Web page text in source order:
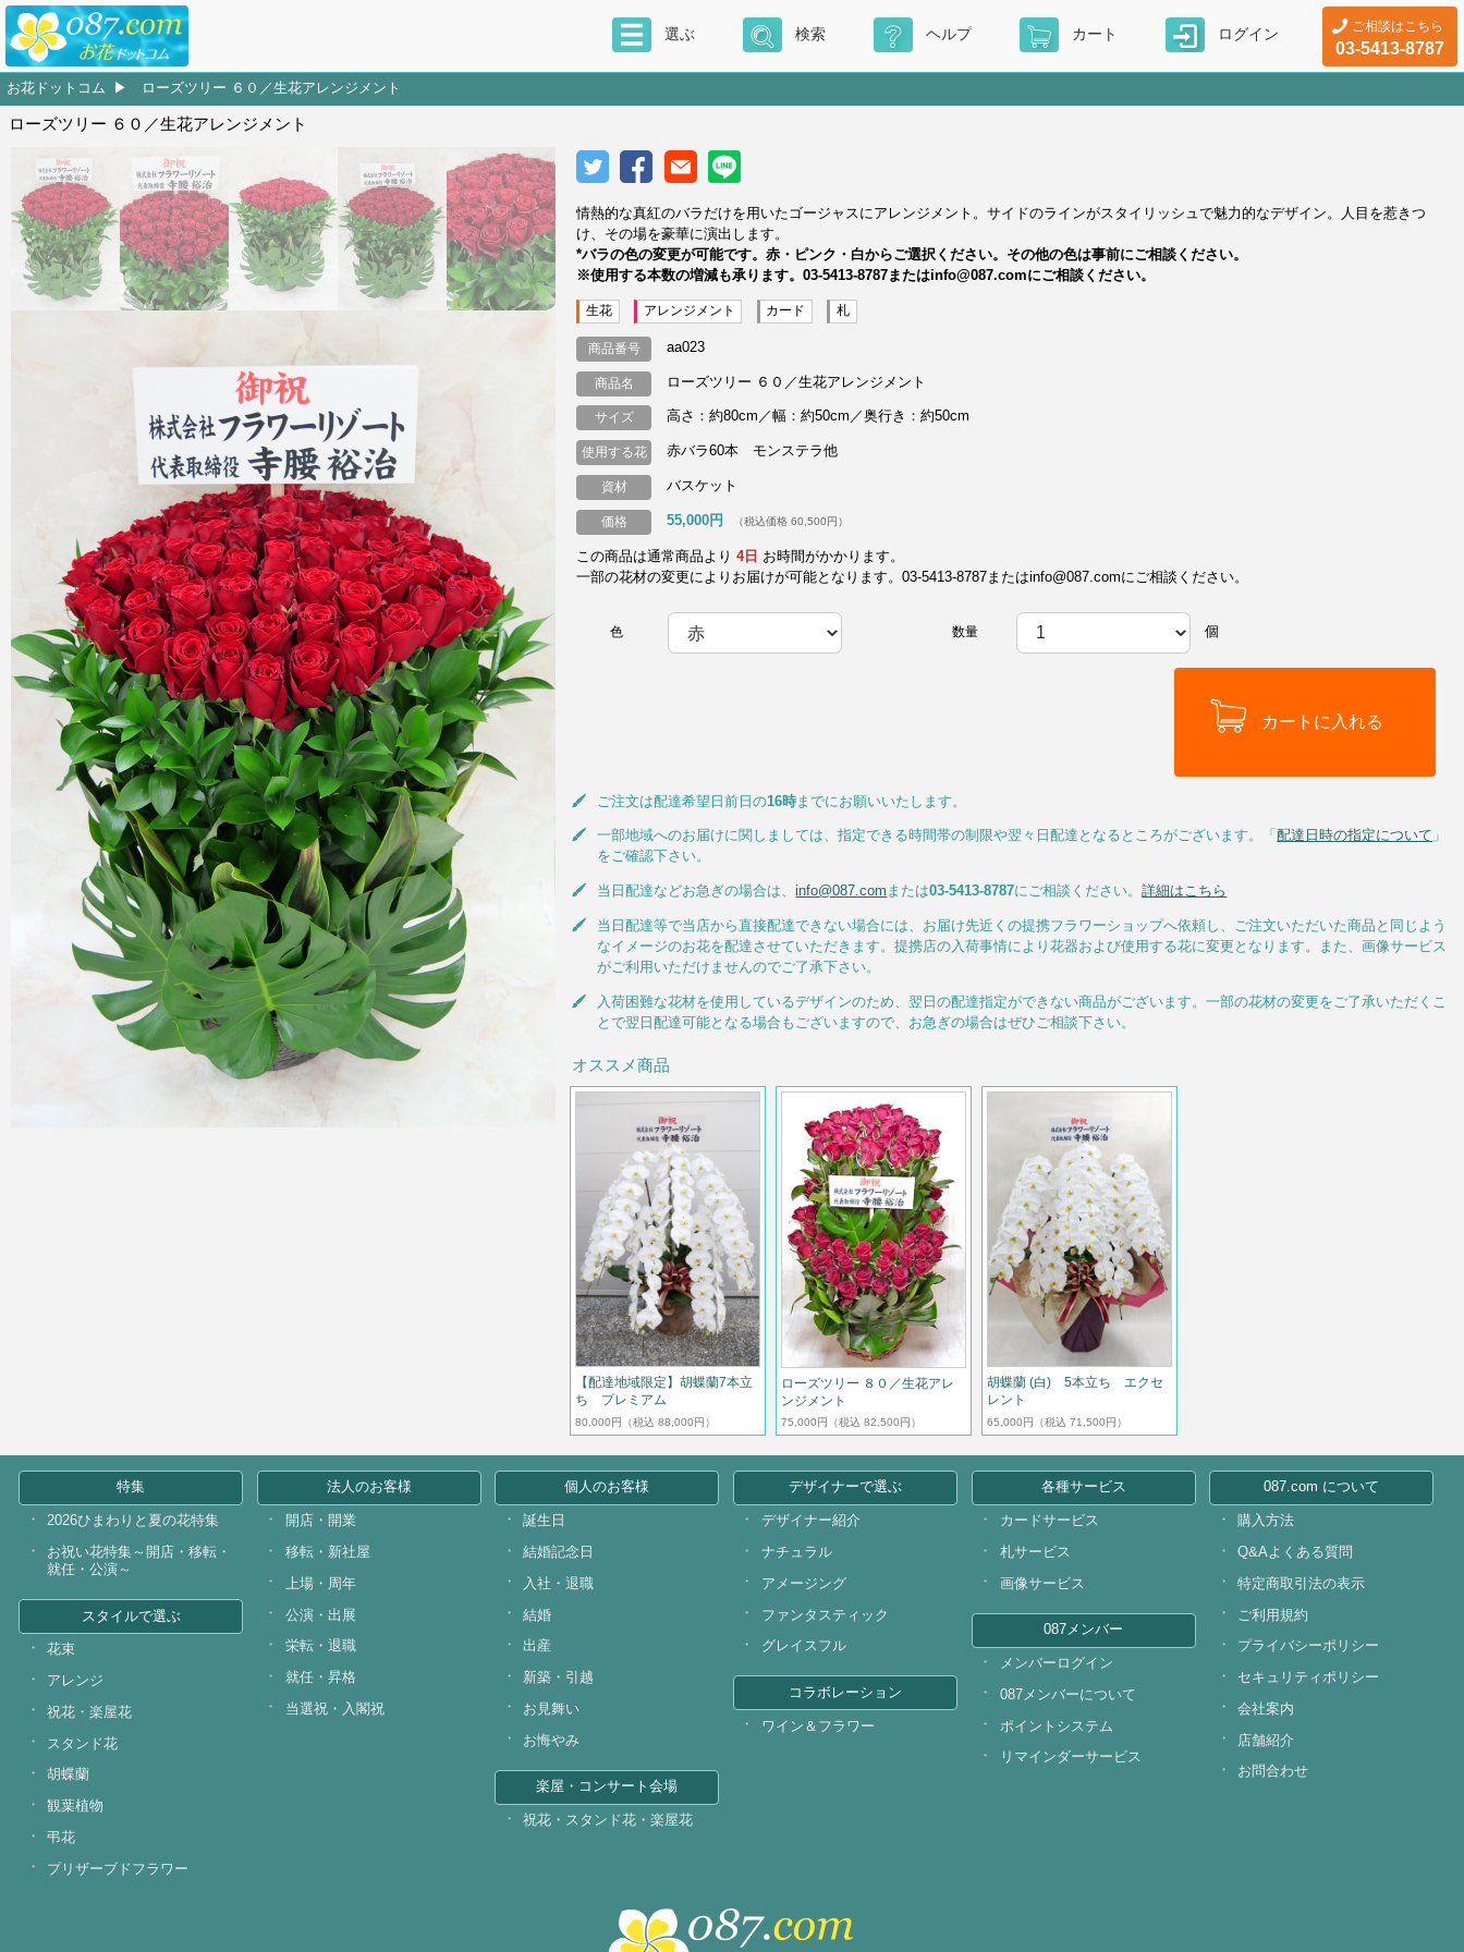
ご相談はこちら
03-5413-8787
選ぶ 検索 ヘルプ カート ログイン
お花ドットコム ローズツリー ６０／生花アレンジメント
ローズツリー ６０／生花アレンジメント
情熱的な真紅のバラだけを用いたゴージャスにアレンジメント。サイドのラインがスタイリッシュで魅力的なデザイン。人目を惹きつ
け、その場を豪華に演出します。
*バラの色の変更が可能です。赤・ピンク・白からご選択ください。その他の色は事前にご相談ください。
※使用する本数の増減も承ります。03-5413-8787またはinfo@087.comにご相談ください。
生花 アレンジメント カード 札
商品番号 aa023
商品名 ローズツリー ６０／生花アレンジメント
サイズ 高さ：約80cm／幅：約50cm／奥行き：約50cm
使用する花 赤バラ60本 モンステラ他
資材 バスケット
価格 55,000円 （税込価格 60,500円）
この商品は通常商品より4日 お時間がかかります。
一部の花材の変更によりお届けが可能となります。03-5413-8787またはinfo@087.comにご相談ください。
色 数量 個
ご注文は配達希望日前日の16時 までにお願いいたします。
一部地域へのお届けに関しましては、指定できる時間帯の制限や翌々日配達となるところがございます。「配達日時の指定について 」
をご確認下さい。
当日配達などお急ぎの場合は、info@087.com または03-5413-8787にご相談ください。詳細はこちら
当日配達等で当店から直接配達できない場合には、お届け先近くの提携フラワーショップへ依頼し、ご注文いただいた商品と同じよう
なイメージのお花を配達させていただきます。提携店の入荷事情により花器および使用する花に変更となります。また、画像サービス
がご利用いただけませんのでご了承下さい。
入荷困難な花材を使用しているデザインのため、翌日の配達指定ができない商品がございます。一部の花材の変更をご了承いただくこ
とで翌日配達可能となる場合もございますので、お急ぎの場合はぜひご相談下さい。
オススメ商品
【配達地域限定】胡蝶蘭7本立
ち プレミアム
80,000円 （税込 88,000円）
ローズツリー ８０／生花アレ
ンジメント
75,000円 （税込 82,500円）
胡蝶蘭 (白) 5本立ち エクセ
レント
65,000円 （税込 71,500円）
特集
2026ひまわりと夏の花特集
お祝い花特集～開店・移転・
就任・公演～
スタイルで選ぶ
花束
アレンジ
祝花・楽屋花
スタンド花
胡蝶蘭
観葉植物
弔花
プリザーブドフラワー
法人のお客様
開店・開業
移転・新社屋
上場・周年
公演・出展
栄転・退職
就任・昇格
当選祝・入閣祝
個人のお客様
誕生日
結婚記念日
入社・退職
結婚
出産
新築・引越
お見舞い
お悔やみ
楽屋・コンサート会場
祝花・スタンド花・楽屋花
デザイナーで選ぶ
デザイナー紹介
ナチュラル
アメージング
ファンタスティック
グレイスフル
コラボレーション
ワイン＆フラワー
各種サービス
カードサービス
札サービス
画像サービス
087メンバー
メンバーログイン
087メンバーについて
ポイントシステム
リマインダーサービス
087.com について
購入方法
Q&Aよくある質問
特定商取引法の表示
ご利用規約
プライバシーポリシー
セキュリティポリシー
会社案内
店舗紹介
お問合わせ